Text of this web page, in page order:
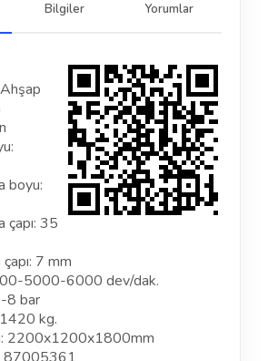
Bilgiler
Yorumlar
boyu:
çapı: 35
7 mm
5000-6000 dev/dak.
8 bar
1420 kg.
2200x1200x1800mm